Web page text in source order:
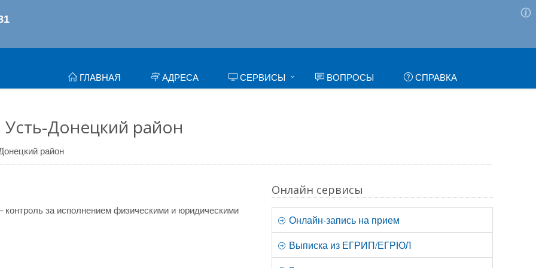
ГЛАВНАЯ АДРЕСА СЕРВИСЫ ВОПРОСЫ СПРАВКА
Донецкий район
район
за исполнением физическими и юридическими
Онлайн сервисы
Онлайн-запись на прием
Выписка из ЕГРИП/ЕГРЮЛ